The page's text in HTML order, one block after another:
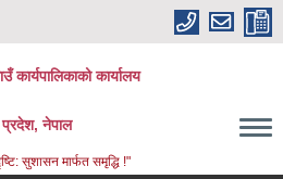
कार्यपालिकाको कार्यालय
नेपाल
सुशासन मार्फत समृद्धि !"